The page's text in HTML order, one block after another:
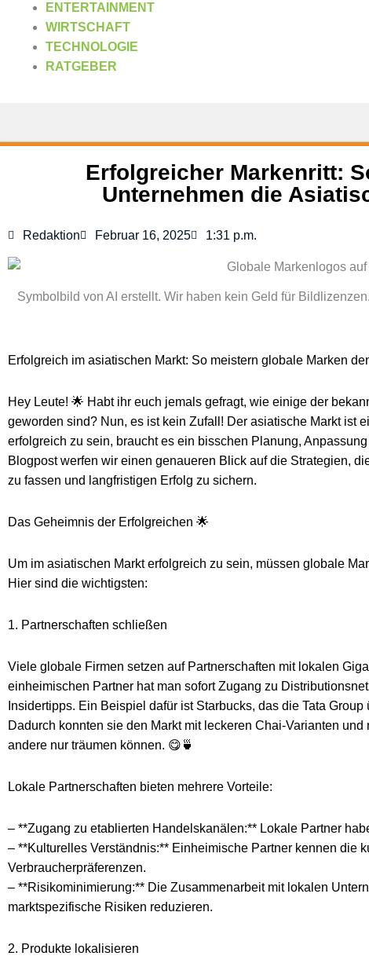
ENTERTAINMENT
WIRTSCHAFT
TECHNOLOGIE
RATGEBER
Erfolgreicher Markenritt:
Unternehmen die
Redaktion Februar 16, 2025 1:31 p.m.
Symbolbild von AI erstellt. Wir haben kein Geld für
Erfolgreich im asiatischen Markt: So meistern globale Marken
Hey Leute! 🌟 Habt ihr euch jemals gefragt, wie einige der
geworden sind? Nun, es ist kein Zufall! Der asiatische Markt ist
erfolgreich zu sein, braucht es ein bisschen Planung,
Blogpost werfen wir einen genaueren Blick auf die Strategien,
zu fassen und langfristigen Erfolg zu sichern.
Das Geheimnis der Erfolgreichen 🌟
Um im asiatischen Markt erfolgreich zu sein, müssen globale
Hier sind die wichtigsten:
1. Partnerschaften schließen
Viele globale Firmen setzen auf Partnerschaften mit lokalen
einheimischen Partner hat man sofort Zugang zu
Insidertipps. Ein Beispiel dafür ist Starbucks, das die Tata
Dadurch konnten sie den Markt mit leckeren Chai-Varianten
andere nur träumen können. 😋🍵
Lokale Partnerschaften bieten mehrere Vorteile:
– **Zugang zu etablierten Handelskanälen:** Lokale Partner
– **Kulturelles Verständnis:** Einheimische Partner kennen die
Verbraucherpräferenzen.
– **Risikominimierung:** Die Zusammenarbeit mit lokalen
marktspezifische Risiken reduzieren.
2. Produkte lokalisieren